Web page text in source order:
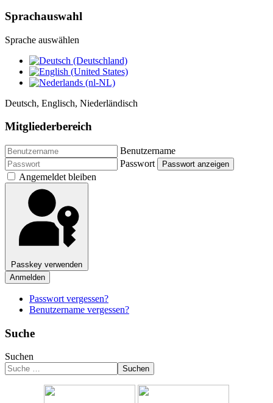
Sprachauswahl
Sprache auswählen
Deutsch, Englisch, Niederländisch
Mitgliederbereich
Benutzername
Passwort
Passwort anzeigen
Angemeldet bleiben
Passkey verwenden
Anmelden
Passwort vergessen?
Benutzername vergessen?
Suche
Suchen
Suchen